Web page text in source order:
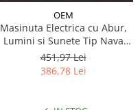
OEM
Masinuta Electrica cu Abur,
Lumini si Sunete Tip Nava
Spatiala
451,97 Lei
386,78 Lei